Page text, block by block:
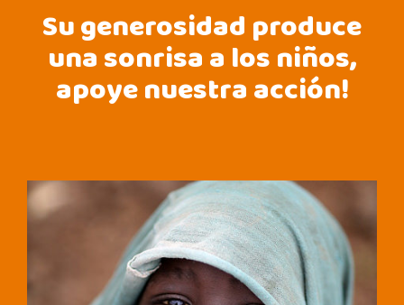
Su generosidad produce
una sonrisa a los niños,
apoye nuestra acción!